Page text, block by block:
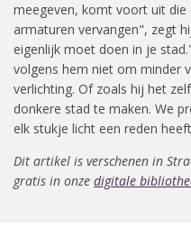
meegeven, komt voort uit
armaturen vervangen", zegt
eigenlijk moet doen in je
volgens hem niet om minder
verlichting. Of zoals hij het
donkere stad te maken. We
elk stukje licht een reden
Dit artikel is verschenen in
gratis in onze digitale